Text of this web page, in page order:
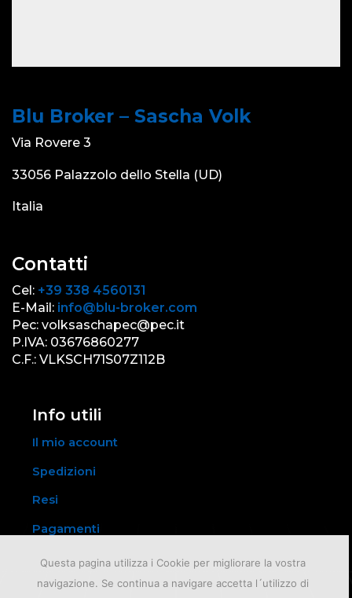
Blu Broker – Sascha Volk
Via Rovere 3
33056 Palazzolo dello Stella (UD)
Italia
Contatti
Cel: +39 338 4560131
E-Mail: info@blu-broker.com
Pec: volksaschapec@pec.it
P.IVA: 03676860277
C.F.: VLKSCH71S07Z112B
Info utili
Il mio account
Spedizioni
Resi
Pagamenti
Questa pagina utilizza i Cookie per migliorare la vostra
navigazione. Se continua a navigare accetta l´utilizzo di